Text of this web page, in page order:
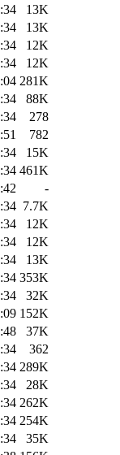
13K
13K
12K
12K
281K
88K
278
782
15K
461K
-
7.7K
12K
12K
13K
353K
32K
152K
37K
362
289K
28K
262K
254K
35K